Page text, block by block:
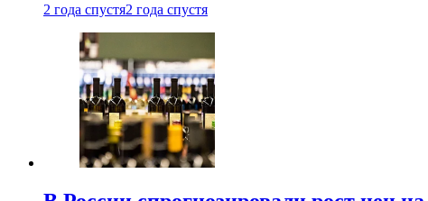
2 года спустя2 года спустя